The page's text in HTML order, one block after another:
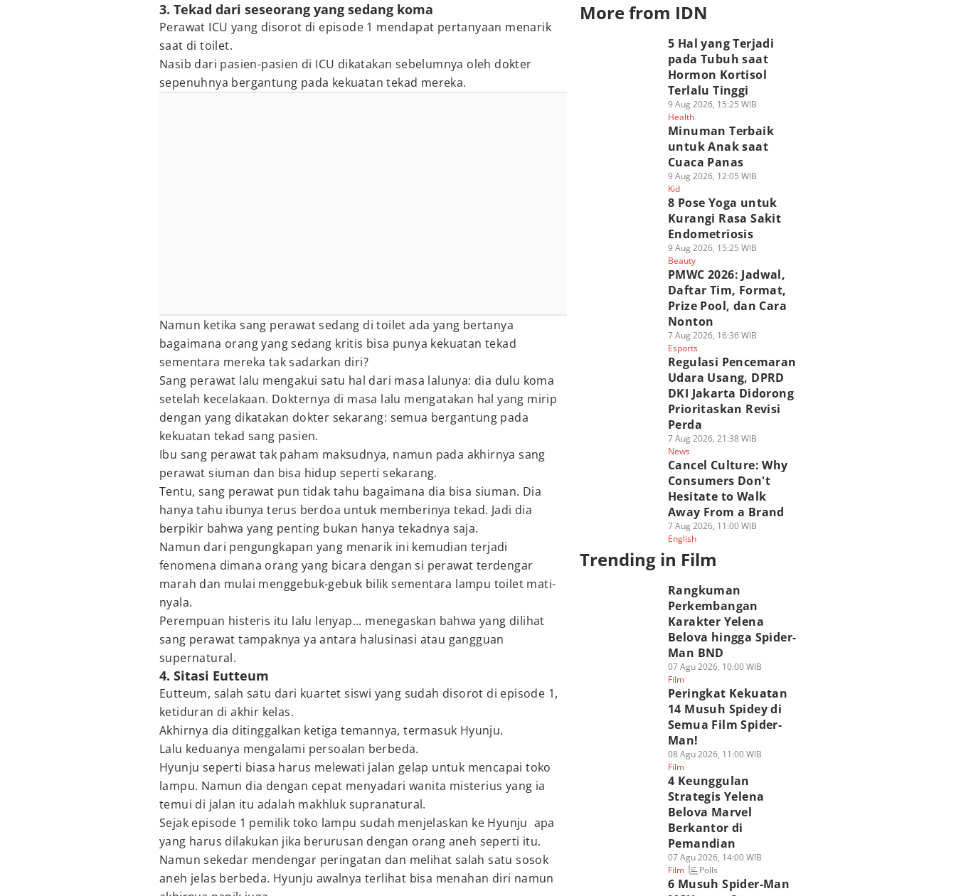
3. Tekad dari seseorang yang sedang koma
Perawat ICU yang disorot di episode 1 mendapat pertanyaan menarik
saat di toilet.
Nasib dari pasien-pasien di ICU dikatakan sebelumnya oleh dokter
sepenuhnya bergantung pada kekuatan tekad mereka.
Namun ketika sang perawat sedang di toilet ada yang bertanya
bagaimana orang yang sedang kritis bisa punya kekuatan tekad
sementara mereka tak sadarkan diri?
Sang perawat lalu mengakui satu hal dari masa lalunya: dia dulu koma
setelah kecelakaan. Dokternya di masa lalu mengatakan hal yang mirip
dengan yang dikatakan dokter sekarang: semua bergantung pada
kekuatan tekad sang pasien.
Ibu sang perawat tak paham maksudnya, namun pada akhirnya sang
perawat siuman dan bisa hidup seperti sekarang.
Tentu, sang perawat pun tidak tahu bagaimana dia bisa siuman. Dia
hanya tahu ibunya terus berdoa untuk memberinya tekad. Jadi dia
berpikir bahwa yang penting bukan hanya tekadnya saja.
Namun dari pengungkapan yang menarik ini kemudian terjadi
fenomena dimana orang yang bicara dengan si perawat terdengar
marah dan mulai menggebuk-gebuk bilik sementara lampu toilet mati-
nyala.
Perempuan histeris itu lalu lenyap... menegaskan bahwa yang dilihat
sang perawat tampaknya ya antara halusinasi atau gangguan
supernatural.
4. Sitasi Eutteum
Eutteum, salah satu dari kuartet siswi yang sudah disorot di episode 1,
ketiduran di akhir kelas.
Akhirnya dia ditinggalkan ketiga temannya, termasuk Hyunju.
Lalu keduanya mengalami persoalan berbeda.
Hyunju seperti biasa harus melewati jalan gelap untuk mencapai toko
lampu. Namun dia dengan cepat menyadari wanita misterius yang ia
temui di jalan itu adalah makhluk supranatural.
Sejak episode 1 pemilik toko lampu sudah menjelaskan ke Hyunju apa
yang harus dilakukan jika berurusan dengan orang aneh seperti itu.
Namun sekedar mendengar peringatan dan melihat salah satu sosok
aneh jelas berbeda. Hyunju awalnya terlihat bisa menahan diri namun
More from IDN
5 Hal yang Terjadi
pada Tubuh saat
Hormon Kortisol
Terlalu Tinggi
9 Aug 2026, 15:25 WIB
Health
Minuman Terbaik
untuk Anak saat
Cuaca Panas
9 Aug 2026, 12:05 WIB
Kid
8 Pose Yoga untuk
Kurangi Rasa Sakit
Endometriosis
9 Aug 2026, 15:25 WIB
Beauty
PMWC 2026: Jadwal,
Daftar Tim, Format,
Prize Pool, dan Cara
Nonton
7 Aug 2026, 16:36 WIB
Esports
Regulasi Pencemaran
Udara Usang, DPRD
DKI Jakarta Didorong
Prioritaskan Revisi
Perda
7 Aug 2026, 21:38 WIB
News
Cancel Culture: Why
Consumers Don't
Hesitate to Walk
Away From a Brand
7 Aug 2026, 11:00 WIB
English
Trending in Film
Rangkuman
Perkembangan
Karakter Yelena
Belova hingga Spider-
Man BND
07 Agu 2026, 10:00 WIB
Film
Peringkat Kekuatan
14 Musuh Spidey di
Semua Film Spider-
Man!
08 Agu 2026, 11:00 WIB
Film
4 Keunggulan
Strategis Yelena
Belova Marvel
Berkantor di
Pemandian
07 Agu 2026, 14:00 WIB
Film
Polls
6 Musuh Spider-Man